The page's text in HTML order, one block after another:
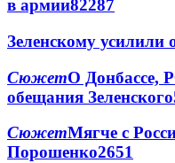
в армии82287
Зеленскому усилили
СюжетО Донбассе,
обещания Зеленского
СюжетМягче с
Порошенко2651